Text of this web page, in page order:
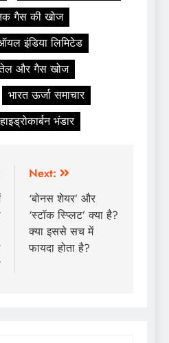
गैस की खोज
इंडिया लिमिटेड
और गैस खोज
भारत ऊर्जा समाचार
हाइड्रोकार्बन भंडार
Next:
‘बोनस शेयर’ और
‘स्टॉक स्प्लिट’ क्या है?
क्या इससे सच में
फायदा होता है?